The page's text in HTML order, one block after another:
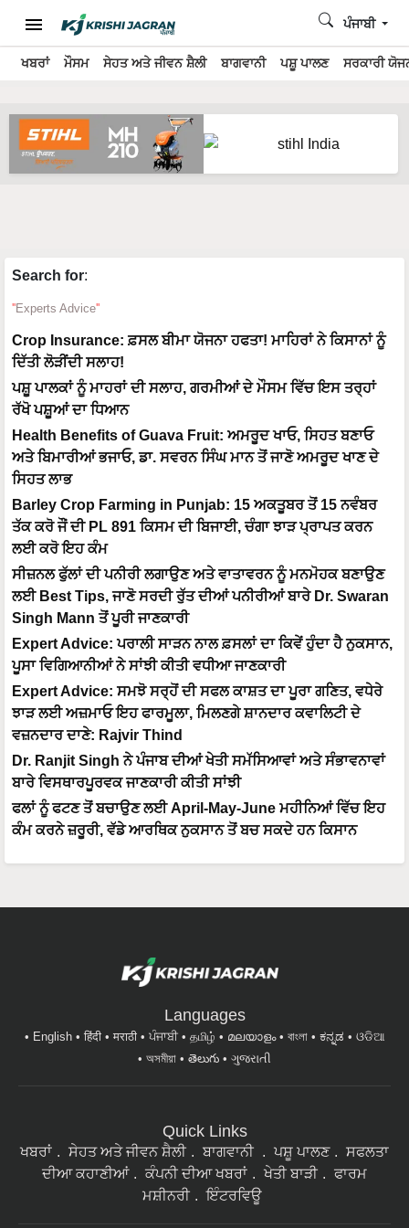
ਖਬਰਾਂ ਮੌਸਮ ਸੇਹਤ ਅਤੇ ਜੀਵਨ ਸ਼ੈਲੀ ਬਾਗਵਾਨੀ ਪਸ਼ੂ ਪਾਲਣ ਸਰਕਾਰੀ
ਪੰਜਾਬੀ
Search for:
Experts Advice
Crop Insurance: ਫ਼ਸਲ ਬੀਮਾ ਯੋਜਨਾ ਹਫਤਾ! ਮਾਹਿਰਾਂ ਨੇ ਕਿਸਾਨਾਂ ਨੂੰ
ਦਿੱਤੀ ਲੋੜੀਂਦੀ ਸਲਾਹ!
ਪਸ਼ੂ ਪਾਲਕਾਂ ਨੂੰ ਮਾਹਰਾਂ ਦੀ ਸਲਾਹ, ਗਰਮੀਆਂ ਦੇ ਮੌਸਮ ਵਿੱਚ ਇਸ ਤਰ੍ਹਾਂ
ਰੱਖੋ ਪਸ਼ੂਆਂ ਦਾ ਧਿਆਨ
Health Benefits of Guava Fruit: ਅਮਰੂਦ ਖਾਓ, ਸਿਹਤ ਬਣਾਓ
ਅਤੇ ਬਿਮਾਰੀਆਂ ਭਜਾਓ, ਡਾ. ਸਵਰਨ ਸਿੰਘ ਮਾਨ ਤੋਂ ਜਾਣੋ ਅਮਰੂਦ ਖਾਣ ਦੇ
ਸਿਹਤ ਲਾਭ
Barley Crop Farming in Punjab: 15 ਅਕਤੂਬਰ ਤੋਂ 15 ਨਵੰਬਰ
ਤੱਕ ਕਰੋ ਜੌਂ ਦੀ PL 891 ਕਿਸਮ ਦੀ ਬਿਜਾਈ, ਚੰਗਾ ਝਾੜ ਪ੍ਰਾਪਤ ਕਰਨ
ਲਈ ਕਰੋ ਇਹ ਕੰਮ
ਸੀਜ਼ਨਲ ਫੁੱਲਾਂ ਦੀ ਪਨੀਰੀ ਲਗਾਉਣ ਅਤੇ ਵਾਤਾਵਰਨ ਨੂੰ ਮਨਮੋਹਕ ਬਣਾਉਣ
ਲਈ Best Tips, ਜਾਣੋ ਸਰਦੀ ਰੁੱਤ ਦੀਆਂ ਪਨੀਰੀਆਂ ਬਾਰੇ Dr. Swaran
Singh Mann ਤੋਂ ਪੂਰੀ ਜਾਣਕਾਰੀ
Expert Advice: ਪਰਾਲੀ ਸਾੜਨ ਨਾਲ ਫ਼ਸਲਾਂ ਦਾ ਕਿਵੇਂ ਹੁੰਦਾ ਹੈ ਨੁਕਸਾਨ,
ਪੂਸਾ ਵਿਗਿਆਨੀਆਂ ਨੇ ਸਾਂਝੀ ਕੀਤੀ ਵਧੀਆ ਜਾਣਕਾਰੀ
Expert Advice: ਸਮਝੋ ਸਰ੍ਹੋਂ ਦੀ ਸਫਲ ਕਾਸ਼ਤ ਦਾ ਪੂਰਾ ਗਣਿਤ, ਵਧੇਰੇ
ਝਾੜ ਲਈ ਅਜ਼ਮਾਓ ਇਹ ਫਾਰਮੂਲਾ, ਮਿਲਣਗੇ ਸ਼ਾਨਦਾਰ ਕਵਾਲਿਟੀ ਦੇ
ਵਜ਼ਨਦਾਰ ਦਾਣੇ: Rajvir Thind
Dr. Ranjit Singh ਨੇ ਪੰਜਾਬ ਦੀਆਂ ਖੇਤੀ ਸਮੱਸਿਆਵਾਂ ਅਤੇ ਸੰਭਾਵਨਾਵਾਂ
ਬਾਰੇ ਵਿਸਥਾਰਪੂਰਵਕ ਜਾਣਕਾਰੀ ਕੀਤੀ ਸਾਂਝੀ
ਫਲਾਂ ਨੂੰ ਫਟਣ ਤੋਂ ਬਚਾਉਣ ਲਈ April-May-June ਮਹੀਨਿਆਂ ਵਿੱਚ ਇਹ
ਕੰਮ ਕਰਨੇ ਜ਼ਰੂਰੀ, ਵੱਡੇ ਆਰਥਿਕ ਨੁਕਸਾਨ ਤੋਂ ਬਚ ਸਕਦੇ ਹਨ ਕਿਸਾਨ
Languages
English हिंदी मराठी ਪੰਜਾਬੀ தமிழ் മലയാളം বাংলা ಕನ್ನಡ
ଓଡିଆ
অসমীয়া
తెలుగు ગુજરાતી
Quick Links
ਖਬਰਾਂ ਸੇਹਤ ਅਤੇ ਜੀਵਨ ਸ਼ੈਲੀ ਬਾਗਵਾਨੀ ਪਸ਼ੂ ਪਾਲਣ
ਸਫਲਤਾ
ਦੀਆ ਕਹਾਣੀਆਂ
ਕੰਪਨੀ ਦੀਆ ਖਬਰਾਂ ਖੇਤੀ ਬਾੜੀ
ਫਾਰਮ
ਮਸ਼ੀਨਰੀ
ਇੰਟਰਵਿਊ